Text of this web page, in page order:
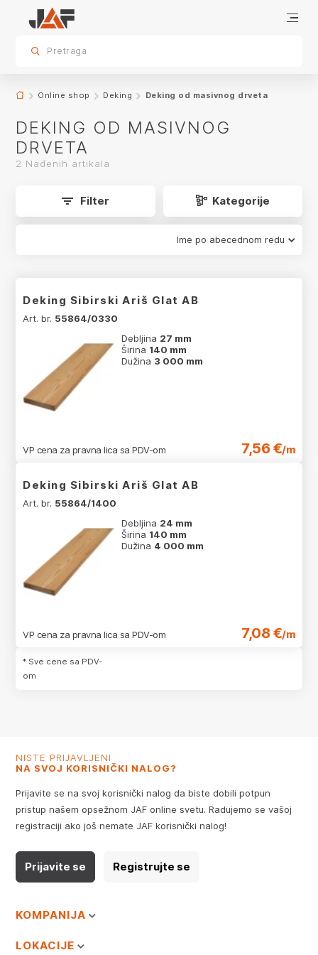
sr.skip-to.main-content
sr.skip-to.table-of-contents
sr.skip-to.main-navigation
Deking od masivnog drveta
Pretraga
app.product-grid.form-reload
Online shop Deking Deking od masivnog drveta
DEKING OD MASIVNOG
DRVETA
2 Nađenih artikala
Filter Kategorije
Ime po abecednom redu
Deking Sibirski Ariš Glat AB
Art. br. 55864/0330
Debljina 27 mm
Širina 140 mm
Dužina 3 000 mm
VP cena za pravna lica sa PDV-om 7,56 €/m
Deking Sibirski Ariš Glat AB
Art. br. 55864/1400
Debljina 24 mm
Širina 140 mm
Dužina 4 000 mm
VP cena za pravna lica sa PDV-om 7,08 €/m
* Sve cene sa PDV-
om
NISTE PRIJAVLJENI
NA SVOJ KORISNIČKI NALOG?
Prijavite se na svoj korisnički nalog da biste dobili potpun
pristup našem opsežnom JAF online svetu. Radujemo se vašoj
registraciji ako još nemate JAF korisnički nalog!
Prijavite se Registrujte se
KOMPANIJA
LOKACIJE